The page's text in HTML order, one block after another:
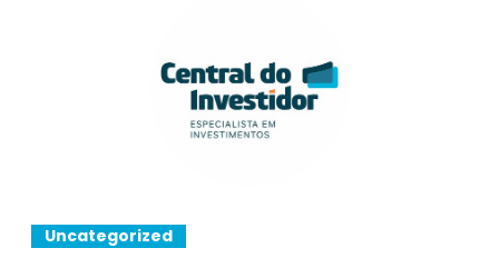
Uncategorized